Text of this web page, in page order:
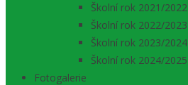
Školní rok 2021/2022
Školní rok 2022/2023
Školní rok 2023/2024
Školní rok 2024/2025
Fotogalerie